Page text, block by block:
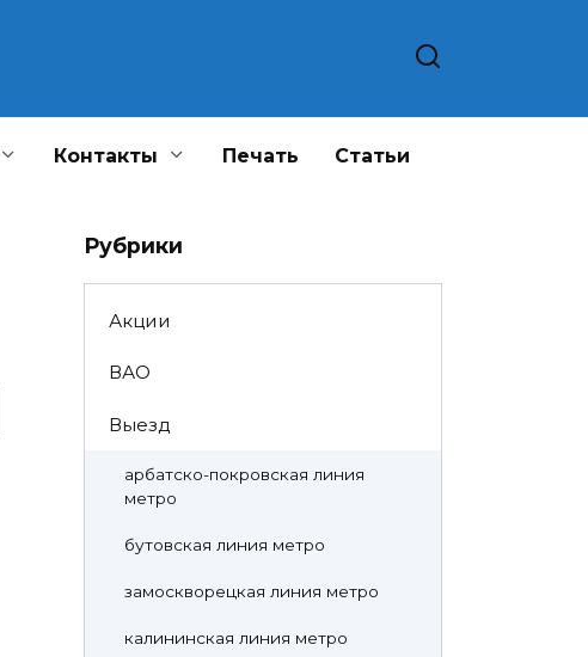
Контакты Печать Статьи
Рубрики
Акции
ВАО
Выезд
арбатско-покровская линия
метро
бутовская линия метро
замоскворецкая линия метро
калининская линия метро